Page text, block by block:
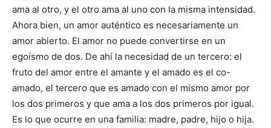
ama al otro, y el otro ama al uno con la misma intensidad.
Ahora bien, un amor auténtico es necesariamente un
amor abierto. El amor no puede convertirse en un
egoísmo de dos. De ahí la necesidad de un tercero: el
fruto del amor entre el amante y el amado es el co-
amado, el tercero que es amado con el mismo amor por
los dos primeros y que ama a los dos primeros por igual.
Es lo que ocurre en una familia: madre, padre, hijo o hija.